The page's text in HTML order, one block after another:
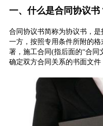
一、什么是合同协议书
合同协议书简称为协议书，
一方，按照专用条件所附的
署，施工合同(指后面的“合同
确定双方合同关系的书面文件